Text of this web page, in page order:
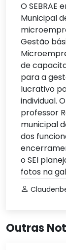
O
Municipal
Gestão
de
para a
lucrativo
individual.
professor
municipal
dos
o SEI
fotos na
Outras